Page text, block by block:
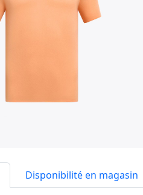
Disponibilité en magasin